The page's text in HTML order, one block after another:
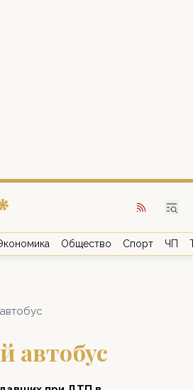
Общество Спорт ЧП
автобус